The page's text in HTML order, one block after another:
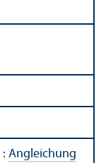
: Angleich­ung